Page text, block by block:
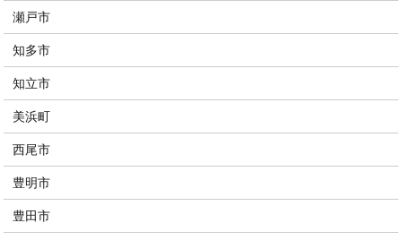
瀬戸市
知多市
知立市
美浜町
西尾市
豊明市
豊田市